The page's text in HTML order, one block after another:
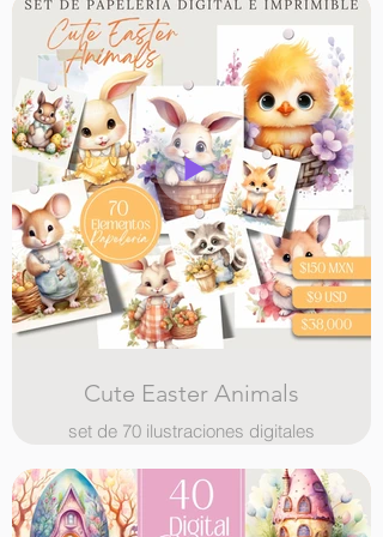
diversión a tus creaciones de
Pascua, ¡este set es perfecto para
¡Deja volar tu creatividad y da la
bienvenida a la Pascua con
nuestros adorables "Nursery Easter
Animals"! 🐰🐥🌸
Cute Easter Animals
set de 70 ilustraciones digitales